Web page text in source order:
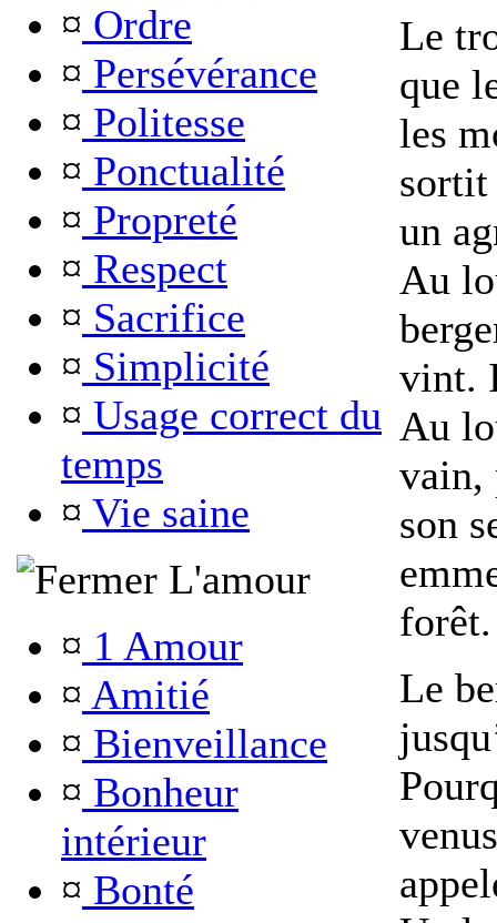
¤ Ordre
¤ Persévérance
¤ Politesse
¤ Ponctualité
¤ Propreté
¤ Respect
¤ Sacrifice
¤ Simplicité
¤ Usage correct du
temps
¤ Vie saine
L'amour
¤ 1 Amour
¤ Amitié
¤ Bienveillance
¤ Bonheur
intérieur
¤ Bonté
Le
que
les
un
Au
vint.
Au
vain,
son
forêt.
Le